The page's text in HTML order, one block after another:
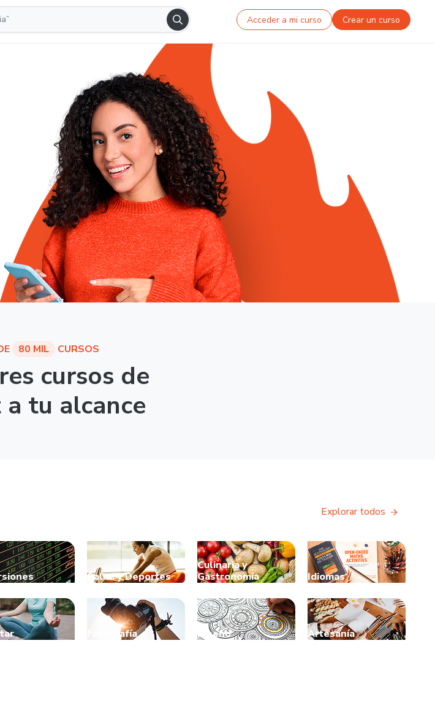
Acceder a mi curso Crear un curso
80 MIL CURSOS
cursos de
tu alcance
Explorar todos
Salud y Deportes
Culinaria y
Gastronomía
Idiomas
Fotografía Diseño Artesanía